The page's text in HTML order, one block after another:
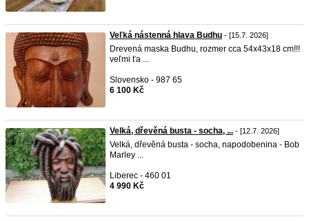
Veľká nástenná hlava Budhu - [15.7. 2026]
Drevená maska Budhu, rozmer cca 54x43x18 cm!!!
veľmi ťa ...
Slovensko - 987 65
6 100 Kč
Velká, dřevěná busta - socha, ... - [12.7. 2026]
Velká, dřevěná busta - socha, napodobenina - Bob
Marley ...
Liberec - 460 01
4 990 Kč